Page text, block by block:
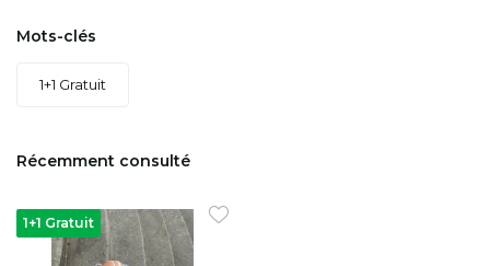
Mots-clés
1+1 Gratuit
Récemment consulté
1+1 Gratuit